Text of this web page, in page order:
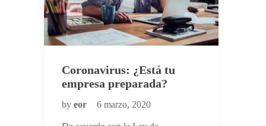
Coronavirus: ¿Está tu
empresa preparada?
by eor 6 marzo, 2020